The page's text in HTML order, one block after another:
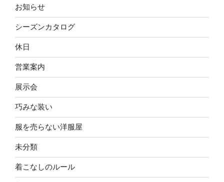
お知らせ
シーズンカタログ
休日
営業案内
展示会
巧みな装い
服を売らない洋服屋
未分類
着こなしのルール